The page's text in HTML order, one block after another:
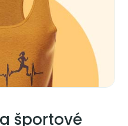
športové